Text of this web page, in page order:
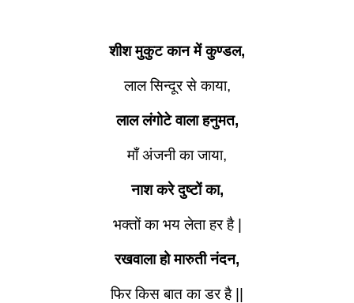
शीश मुकुट कान में कुण्डल,
लाल सिन्दूर से काया,
लाल लंगोटे वाला हनुमत,
माँ अंजनी का जाया,
नाश करे दुष्टों का,
भक्तों का भय लेता हर है |
रखवाला हो मारुती नंदन,
फिर किस बात का डर है ||